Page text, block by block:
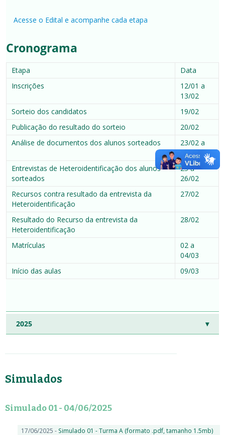
Acesse o Edital e acompanhe cada etapa
Cronograma
Etapa
Data
Inscrições
12/01 a
13/02
Sorteio dos candidatos
19/02
Publicação do resultado do sorteio
20/02
Análise de documentos dos alunos sorteados
23/02 a
24/02
Entrevistas de Heteroidentificação dos alunos
sorteados
25 a
26/02
Recursos contra resultado da entrevista da
Heteroidentificação
27/02
Resultado do Recurso da entrevista da
Heteroidentificação
28/02
Matrículas
02 a
04/03
Início das aulas
09/03
2025
Simulados
Simulado 01 - 04/06/2025
17/06/2025 - Simulado 01 - Turma A (formato .pdf, tamanho 1.5mb)